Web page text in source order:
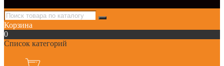
Корзина
0
Список категорий